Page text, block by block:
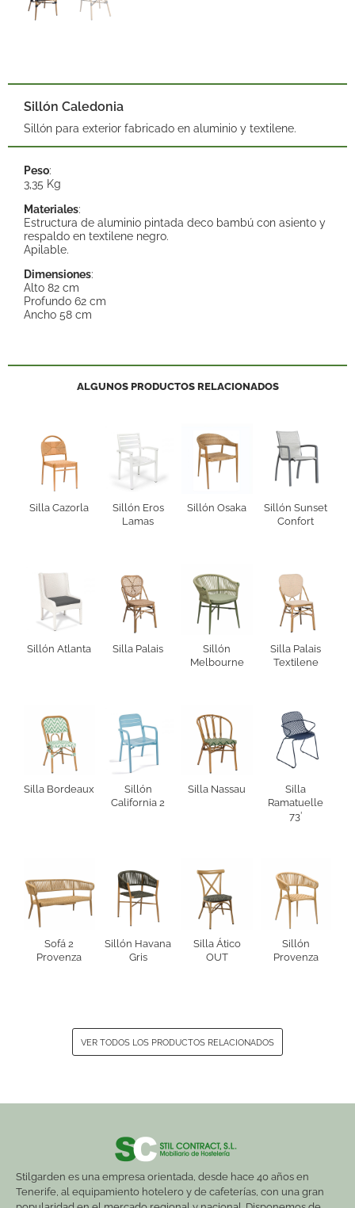
Sillón Caledonia
Sillón para exterior fabricado en aluminio y textilene.
Peso:
3,35 Kg
Materiales:
Estructura de aluminio pintada deco bambú con asiento y
respaldo en textilene negro.
Apilable.
Dimensiones:
Alto 82 cm
Profundo 62 cm
Ancho 58 cm
ALGUNOS PRODUCTOS RELACIONADOS
Silla Cazorla
Sillón Eros
Lamas
Sillón Osaka
Sillón Sunset
Confort
Sillón Atlanta Silla Palais
Sillón
Melbourne
Silla Palais
Textilene
Silla Bordeaux
Sillón
California 2
Silla Nassau
Silla
Ramatuelle
73′
Sofá 2
Provenza
Sillón Havana
Gris
Silla Ático
OUT
Sillón
Provenza
VER TODOS LOS PRODUCTOS RELACIONADOS
Stilgarden es una empresa orientada, desde hace 40 años en
Tenerife, al equipamiento hotelero y de cafeterías, con una gran